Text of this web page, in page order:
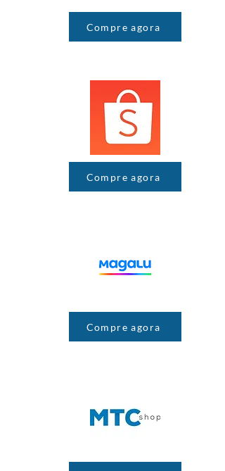
Compre agora
Compre agora
Compre agora